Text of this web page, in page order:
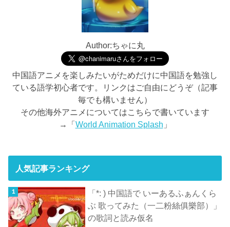
Author:ちゃに丸
中国語アニメを楽しみたいがためだけに中国語を勉強し
ている語学初心者です。リンクはご自由にどうぞ（記事
毎でも構いません）
その他海外アニメについてはこちらで書いています
→「World Animation Splash 」
人気記事ランキング
「*: ) 中国語で いーあるふぁんくら
ぶ 歌ってみた（一二粉絲俱樂部）」
の歌詞と読み仮名